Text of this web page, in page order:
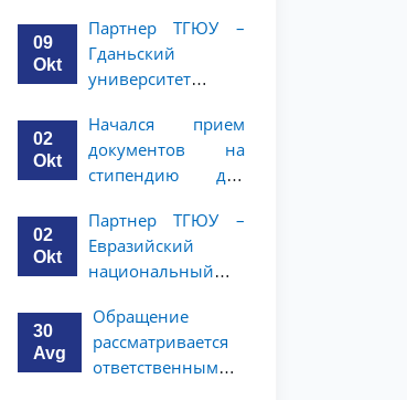
студентов 2–3
курсов
программе
академической
мобильности для
курсов
09
Okt
Партнер ТГЮУ –
Гданьский
университет
программу
академической
мобильности для
курсов ТГЮУ
02
Okt
Начался прием
документов на
стипендию для
программы по
праву и
политическим
Университете
Нагоя
02
Okt
Партнер ТГЮУ –
Евразийский
национальный
Л.Н. Гумилёва
объявляет о
программе
30
Avg
Обращение
рассматривается
ответственными